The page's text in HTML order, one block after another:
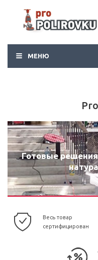
МЕНЮ
Готовые решения
Весь товар
сертифицирован